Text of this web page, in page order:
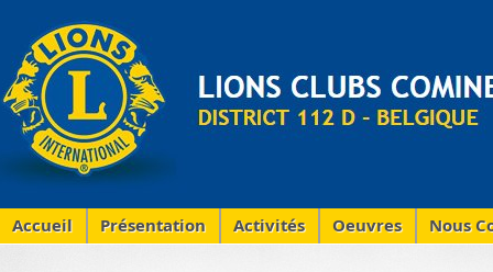
Accueil Présentation Activités Oeuvres Nous